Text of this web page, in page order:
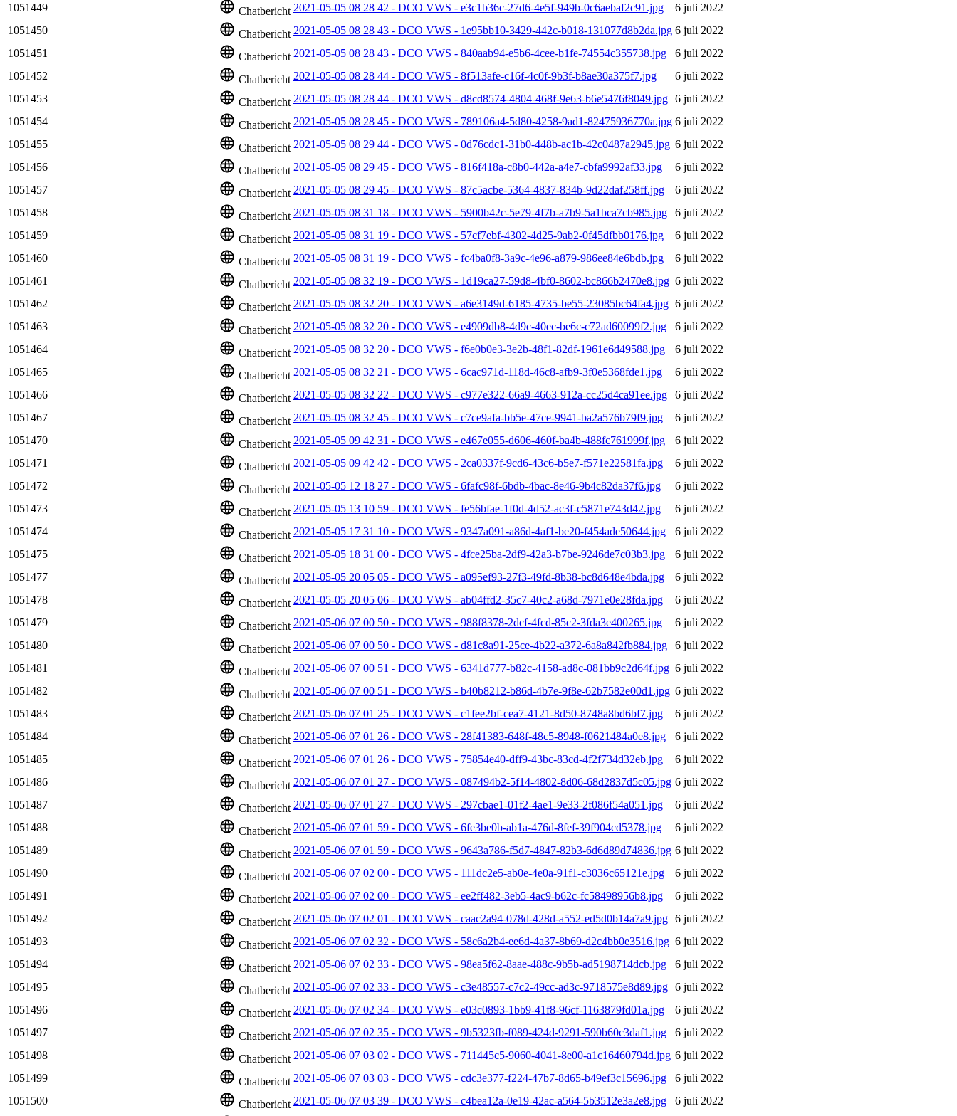
1051449
Chatbericht 2021-05-05 08 28 42 - DCO VWS - e3c1b36c-27d6-4e5f-949b-0c6aebaf2c91.jpg
6 juli 2022
1051450
Chatbericht 2021-05-05 08 28 43 - DCO VWS - 1e95bb10-3429-442c-b018-131077d8b2da.jpg 6 juli 2022
1051451
Chatbericht 2021-05-05 08 28 43 - DCO VWS - 840aab94-e5b6-4cee-b1fe-74554c355738.jpg
6 juli 2022
1051452
Chatbericht 2021-05-05 08 28 44 - DCO VWS - 8f513afe-c16f-4c0f-9b3f-b8ae30a375f7.jpg
6 juli 2022
1051453
Chatbericht 2021-05-05 08 28 44 - DCO VWS - d8cd8574-4804-468f-9e63-b6e5476f8049.jpg 6 juli 2022
1051454
Chatbericht 2021-05-05 08 28 45 - DCO VWS - 789106a4-5d80-4258-9ad1-82475936770a.jpg 6 juli 2022
1051455
Chatbericht 2021-05-05 08 29 44 - DCO VWS - 0d76cdc1-31b0-448b-ac1b-42c0487a2945.jpg 6 juli 2022
1051456
Chatbericht 2021-05-05 08 29 45 - DCO VWS - 816f418a-c8b0-442a-a4e7-cbfa9992af33.jpg
6 juli 2022
1051457
Chatbericht 2021-05-05 08 29 45 - DCO VWS - 87c5acbe-5364-4837-834b-9d22daf258ff.jpg
6 juli 2022
1051458
Chatbericht 2021-05-05 08 31 18 - DCO VWS - 5900b42c-5e79-4f7b-a7b9-5a1bca7cb985.jpg
6 juli 2022
1051459
Chatbericht 2021-05-05 08 31 19 - DCO VWS - 57cf7ebf-4302-4d25-9ab2-0f45dfbb0176.jpg
6 juli 2022
1051460
Chatbericht 2021-05-05 08 31 19 - DCO VWS - fc4ba0f8-3a9c-4e96-a879-986ee84e6bdb.jpg
6 juli 2022
1051461
Chatbericht 2021-05-05 08 32 19 - DCO VWS - 1d19ca27-59d8-4bf0-8602-bc866b2470e8.jpg 6 juli 2022
1051462
Chatbericht 2021-05-05 08 32 20 - DCO VWS - a6e3149d-6185-4735-be55-23085bc64fa4.jpg 6 juli 2022
1051463
Chatbericht 2021-05-05 08 32 20 - DCO VWS - e4909db8-4d9c-40ec-be6c-c72ad60099f2.jpg
6 juli 2022
1051464
Chatbericht 2021-05-05 08 32 20 - DCO VWS - f6e0b0e3-3e2b-48f1-82df-1961e6d49588.jpg
6 juli 2022
1051465
Chatbericht 2021-05-05 08 32 21 - DCO VWS - 6cac971d-118d-46c8-afb9-3f0e5368fde1.jpg
6 juli 2022
1051466
Chatbericht 2021-05-05 08 32 22 - DCO VWS - c977e322-66a9-4663-912a-cc25d4ca91ee.jpg
6 juli 2022
1051467
Chatbericht 2021-05-05 08 32 45 - DCO VWS - c7ce9afa-bb5e-47ce-9941-ba2a576b79f9.jpg
6 juli 2022
1051470
Chatbericht 2021-05-05 09 42 31 - DCO VWS - e467e055-d606-460f-ba4b-488fc761999f.jpg
6 juli 2022
1051471
Chatbericht 2021-05-05 09 42 42 - DCO VWS - 2ca0337f-9cd6-43c6-b5e7-f571e22581fa.jpg
6 juli 2022
1051472
Chatbericht 2021-05-05 12 18 27 - DCO VWS - 6fafc98f-6bdb-4bac-8e46-9b4c82da37f6.jpg
6 juli 2022
1051473
Chatbericht 2021-05-05 13 10 59 - DCO VWS - fe56bfae-1f0d-4d52-ac3f-c5871e743d42.jpg
6 juli 2022
1051474
Chatbericht 2021-05-05 17 31 10 - DCO VWS - 9347a091-a86d-4af1-be20-f454ade50644.jpg
6 juli 2022
1051475
Chatbericht 2021-05-05 18 31 00 - DCO VWS - 4fce25ba-2df9-42a3-b7be-9246de7c03b3.jpg
6 juli 2022
1051477
Chatbericht 2021-05-05 20 05 05 - DCO VWS - a095ef93-27f3-49fd-8b38-bc8d648e4bda.jpg
6 juli 2022
1051478
Chatbericht 2021-05-05 20 05 06 - DCO VWS - ab04ffd2-35c7-40c2-a68d-7971e0e28fda.jpg
6 juli 2022
1051479
Chatbericht 2021-05-06 07 00 50 - DCO VWS - 988f8378-2dcf-4fcd-85c2-3fda3e400265.jpg
6 juli 2022
1051480
Chatbericht 2021-05-06 07 00 50 - DCO VWS - d81c8a91-25ce-4b22-a372-6a8a842fb884.jpg
6 juli 2022
1051481
Chatbericht 2021-05-06 07 00 51 - DCO VWS - 6341d777-b82c-4158-ad8c-081bb9c2d64f.jpg 6 juli 2022
1051482
Chatbericht 2021-05-06 07 00 51 - DCO VWS - b40b8212-b86d-4b7e-9f8e-62b7582e00d1.jpg 6 juli 2022
1051483
Chatbericht 2021-05-06 07 01 25 - DCO VWS - c1fee2bf-cea7-4121-8d50-8748a8bd6bf7.jpg
6 juli 2022
1051484
Chatbericht 2021-05-06 07 01 26 - DCO VWS - 28f41383-648f-48c5-8948-f0621484a0e8.jpg
6 juli 2022
1051485
Chatbericht 2021-05-06 07 01 26 - DCO VWS - 75854e40-dff9-43bc-83cd-4f2f734d32eb.jpg
6 juli 2022
1051486
Chatbericht 2021-05-06 07 01 27 - DCO VWS - 087494b2-5f14-4802-8d06-68d2837d5c05.jpg 6 juli 2022
1051487
Chatbericht 2021-05-06 07 01 27 - DCO VWS - 297cbae1-01f2-4ae1-9e33-2f086f54a051.jpg
6 juli 2022
1051488
Chatbericht 2021-05-06 07 01 59 - DCO VWS - 6fe3be0b-ab1a-476d-8fef-39f904cd5378.jpg
6 juli 2022
1051489
Chatbericht 2021-05-06 07 01 59 - DCO VWS - 9643a786-f5d7-4847-82b3-6d6d89d74836.jpg 6 juli 2022
1051490
Chatbericht 2021-05-06 07 02 00 - DCO VWS - 111dc2e5-ab0e-4e0a-91f1-c3036c65121e.jpg
6 juli 2022
1051491
Chatbericht 2021-05-06 07 02 00 - DCO VWS - ee2ff482-3eb5-4ac9-b62c-fc58498956b8.jpg
6 juli 2022
1051492
Chatbericht 2021-05-06 07 02 01 - DCO VWS - caac2a94-078d-428d-a552-ed5d0b14a7a9.jpg 6 juli 2022
1051493
Chatbericht 2021-05-06 07 02 32 - DCO VWS - 58c6a2b4-ee6d-4a37-8b69-d2c4bb0e3516.jpg 6 juli 2022
1051494
Chatbericht 2021-05-06 07 02 33 - DCO VWS - 98ea5f62-8aae-488c-9b5b-ad5198714dcb.jpg
6 juli 2022
1051495
Chatbericht 2021-05-06 07 02 33 - DCO VWS - c3e48557-c7c2-49cc-ad3c-9718575e8d89.jpg 6 juli 2022
1051496
Chatbericht 2021-05-06 07 02 34 - DCO VWS - e03c0893-1bb9-41f8-96cf-1163879fd01a.jpg
6 juli 2022
1051497
Chatbericht 2021-05-06 07 02 35 - DCO VWS - 9b5323fb-f089-424d-9291-590b60c3daf1.jpg
6 juli 2022
1051498
Chatbericht 2021-05-06 07 03 02 - DCO VWS - 711445c5-9060-4041-8e00-a1c16460794d.jpg 6 juli 2022
1051499
Chatbericht 2021-05-06 07 03 03 - DCO VWS - cdc3e377-f224-47b7-8d65-b49ef3c15696.jpg
6 juli 2022
1051500
Chatbericht 2021-05-06 07 03 39 - DCO VWS - c4bea12a-0e19-42ac-a564-5b3512e3a2e8.jpg 6 juli 2022